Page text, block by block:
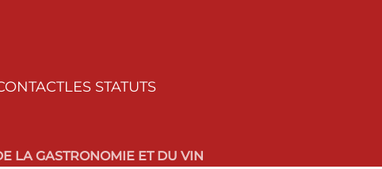
LES STATUTS
LA GASTRONOMIE ET DU VIN